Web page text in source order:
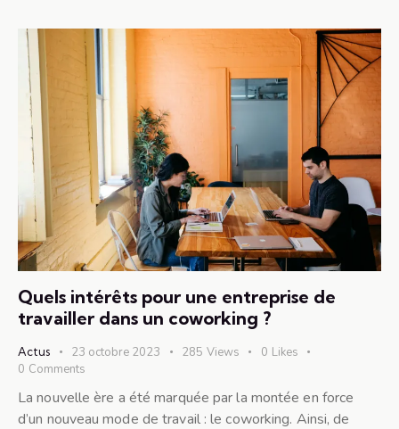
Quels intérêts pour une entreprise de
travailler dans un coworking ?
Actus 23 octobre 2023 285 Views 0 Likes
0 Comments
La nouvelle ère a été marquée par la montée en force
d’un nouveau mode de travail : le coworking. Ainsi, de